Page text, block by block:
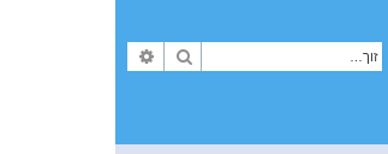
זוך